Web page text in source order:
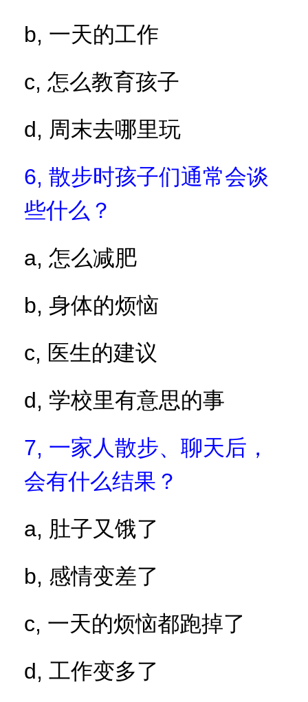
b, 一天的工作
c, 怎么教育孩子
d, 周末去哪里玩
6, 散步时孩子们通常会谈
些什么？
a, 怎么减肥
b, 身体的烦恼
c, 医生的建议
d, 学校里有意思的事
7, 一家人散步、聊天后，
会有什么结果？
a, 肚子又饿了
b, 感情变差了
c, 一天的烦恼都跑掉了
d, 工作变多了